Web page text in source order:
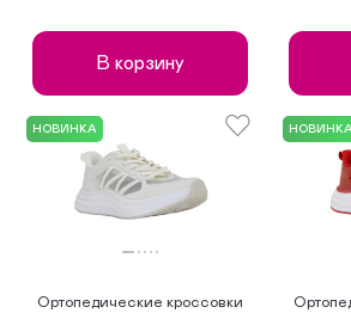
В корзину
НОВИНКА
Ортопедические кроссовки